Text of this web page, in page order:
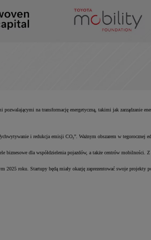
na transformację energetyczną, takimi jak zarządzanie
i redukcja emisji CO₂”. Ważnym obszarem w tegorocznej
dla współdzielenia pojazdów, a także centrów
roku. Startupy będą miały okazję zaprezentować swoje projekty